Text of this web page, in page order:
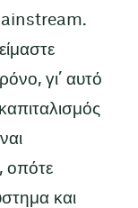
γι’ αυτό
οπότε
και